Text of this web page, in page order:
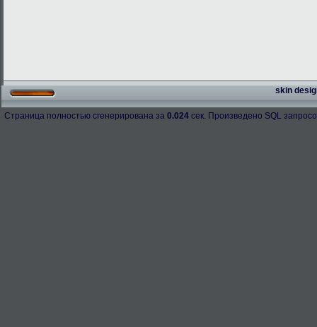
skin
Страница полностью сгенерирована за 0.024 сек. Произведено SQL